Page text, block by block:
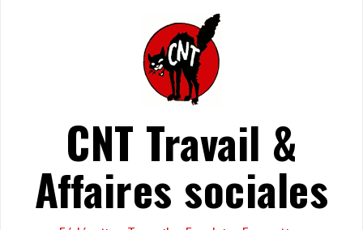
CNT Travail &
Affaires sociales